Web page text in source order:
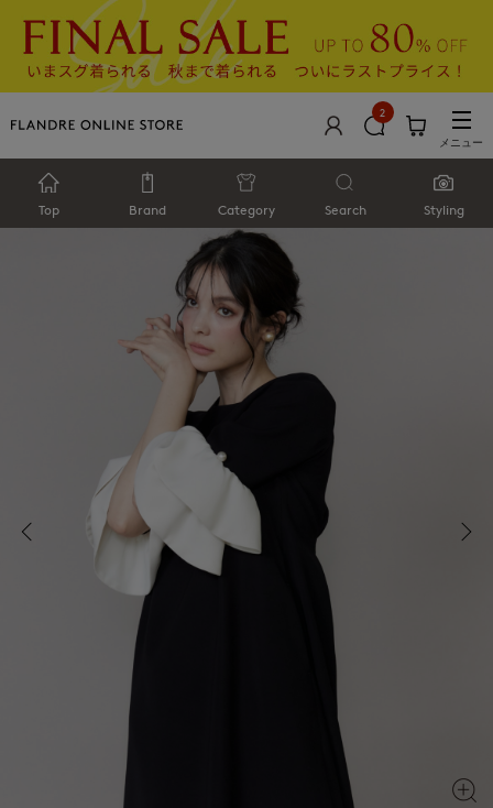
2
メニュー
Top Brand Category Search Styling